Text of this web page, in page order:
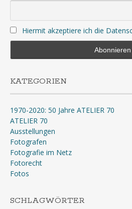
Hiermit akzeptiere ich die
KATEGORIEN
1970-2020: 50 Jahre ATELIER 70
ATELIER 70
Ausstellungen
Fotografen
Fotografie im Netz
Fotorecht
Fotos
SCHLAGWÖRTER